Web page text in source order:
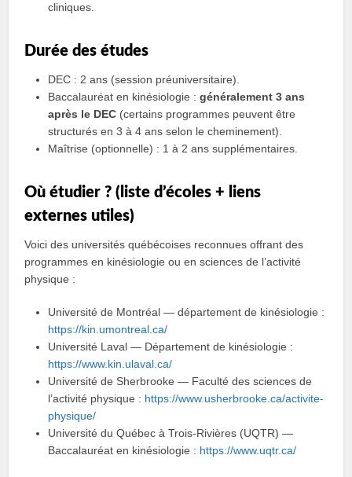
cliniques.
Durée des études
DEC : 2 ans (session préuniversitaire).
Baccalauréat en kinésiologie :généralement 3 ans
après le DEC (certains programmes peuvent être
structurés en 3 à 4 ans selon le cheminement).
Maîtrise (optionnelle) : 1 à 2 ans supplémentaires.
Où étudier ? (liste d’écoles + liens
externes utiles)
Voici des universités québécoises reconnues offrant des
programmes en kinésiologie ou en sciences de l’activité
physique :
Université de Montréal — département de kinésiologie :
https://kin.umontreal.ca/
Université Laval — Département de kinésiologie :
https://www.kin.ulaval.ca/
Université de Sherbrooke — Faculté des sciences de
l’activité physique : https://www.usherbrooke.ca/activite-
physique/
Université du Québec à Trois‑Rivières (UQTR) —
Baccalauréat en kinésiologie : https://www.uqtr.ca/